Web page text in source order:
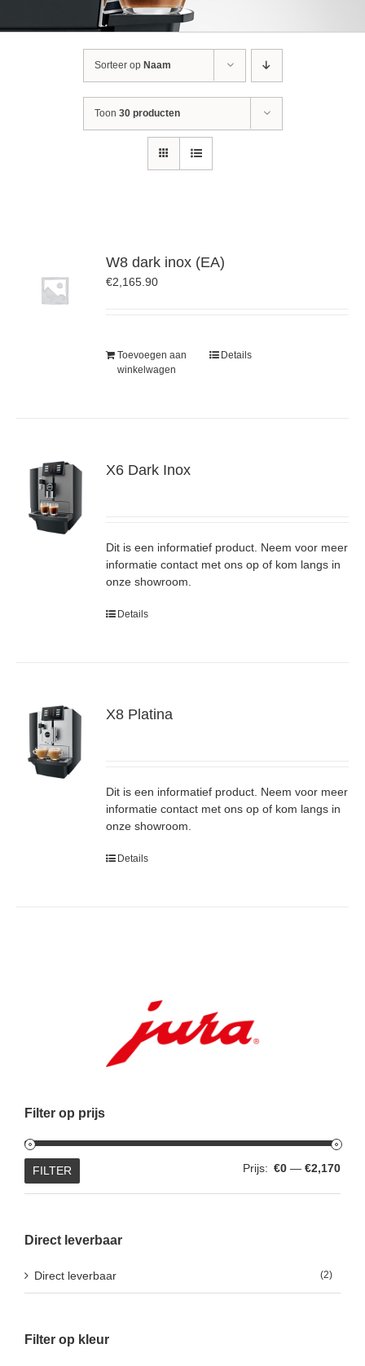
Sorteer op Naam
Toon 30 producten
W8 dark inox (EA)
€2,165.90
Toevoegen aan
winkelwagen
Details
X6 Dark Inox
Dit is een informatief product. Neem voor meer
informatie contact met ons op of kom langs in
onze showroom.
Details
X8 Platina
Dit is een informatief product. Neem voor meer
informatie contact met ons op of kom langs in
onze showroom.
Details
Filter op prijs
Min.
Max.
FILTER Prijs: €0 — €2,170
Direct leverbaar
Direct leverbaar (2)
Filter op kleur